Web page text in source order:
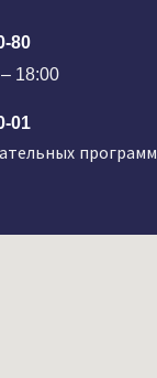
80
18:00
01
программ